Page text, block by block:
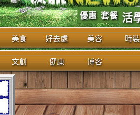
優惠 套餐 活
美食 好去處 美容 時裝
文創 健康 博客